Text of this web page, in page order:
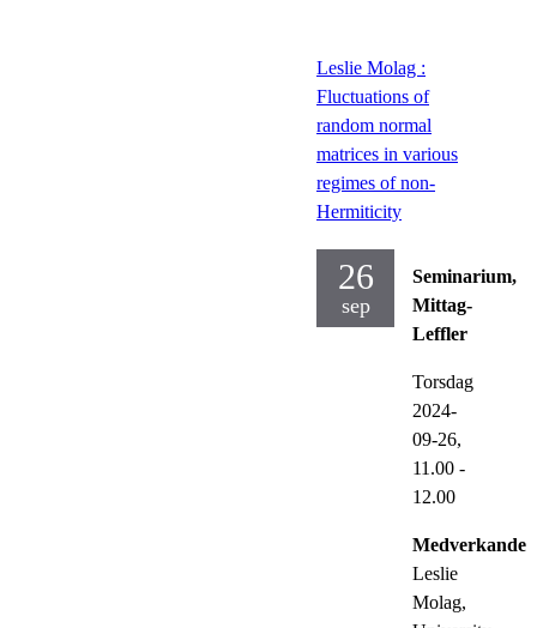
Leslie Molag :
Fluctuations of
random normal
matrices in various
regimes of non-
Hermiticity
26
sep
Seminarium,
Mittag-
Leffler
Torsdag
2024-
09-26,
11.00 -
12.00
Medverkande:
Leslie
Molag,